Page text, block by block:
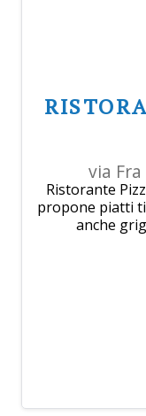
via
Ristorante
propone piatti
anche